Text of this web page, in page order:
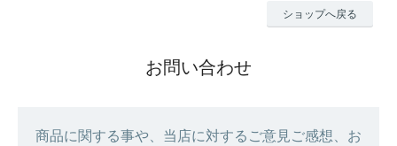
ショップへ戻る
お問い合わせ
商品に関する事や、当店に対するご意見ご感想、お